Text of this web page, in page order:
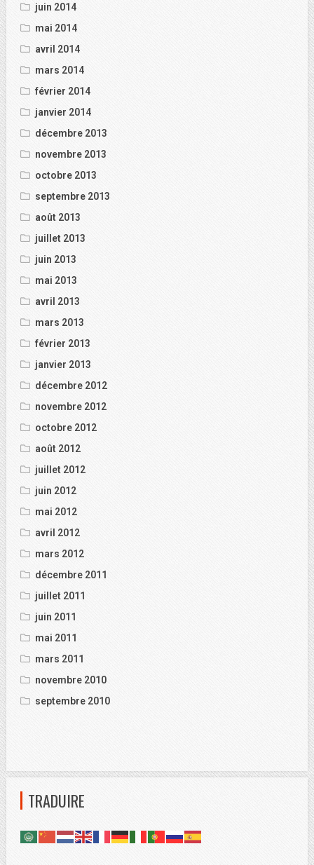
juin 2014
mai 2014
avril 2014
mars 2014
février 2014
janvier 2014
décembre 2013
novembre 2013
octobre 2013
septembre 2013
août 2013
juillet 2013
juin 2013
mai 2013
avril 2013
mars 2013
février 2013
janvier 2013
décembre 2012
novembre 2012
octobre 2012
août 2012
juillet 2012
juin 2012
mai 2012
avril 2012
mars 2012
décembre 2011
juillet 2011
juin 2011
mai 2011
mars 2011
novembre 2010
septembre 2010
TRADUIRE